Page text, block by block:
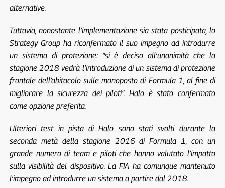
alternative.
Tuttavia, nonostante l’implementazione sia stata posticipata, lo
Strategy Group ha riconfermato il suo impegno ad introdurre
un sistema di protezione: “si è deciso all’unanimità che la
stagione 2018 vedrà l’introduzione di un sistema di protezione
frontale dell’abitacolo sulle monoposto di Formula 1, al fine di
migliorare la sicurezza dei piloti”. Halo è stato confermato
come opzione preferita.
Ulteriori test in pista di Halo sono stati svolti durante la
seconda metà della stagione 2016 di Formula 1, con un
grande numero di team e piloti che hanno valutato l’impatto
sulla visibilità del dispositivo. La FIA ha comunque mantenuto
l’impegno ad introdurre un sistema a partire dal 2018.